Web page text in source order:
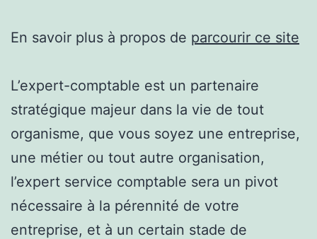
En savoir plus à propos de parcourir ce site
L’expert-comptable est un partenaire
stratégique majeur dans la vie de tout
organisme, que vous soyez une entreprise,
une métier ou tout autre organisation,
l’expert service comptable sera un pivot
nécessaire à la pérennité de votre
entreprise, et à un certain stade de